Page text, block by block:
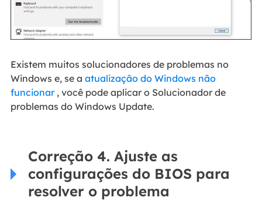
Existem muitos solucionadores de problemas no
Windows e, se a atualização do Windows não
funcionar, você pode aplicar o Solucionador de
problemas do Windows Update.
Correção 4. Ajuste as
configurações do BIOS para
resolver o problema